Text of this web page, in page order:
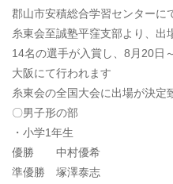
郡山市安積総合学習センターに
糸東会至誠塾平窪支部より、出
14名の選手が入賞し、8月20日
大阪にて行われます
糸東会の全国大会に出場が決定
〇男子形の部
・小学1年生
優勝 中村優希
準優勝 塚澤泰志